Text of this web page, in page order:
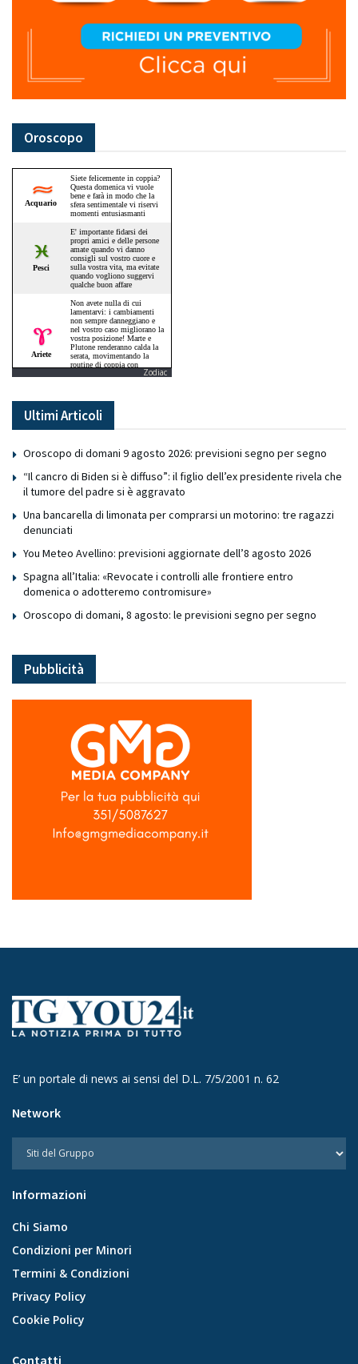
Oroscopo
Zodiac
Ultimi Articoli
Oroscopo di domani 9 agosto 2026: previsioni segno per segno
“Il cancro di Biden si è diffuso”: il figlio dell’ex presidente rivela che
il tumore del padre si è aggravato
Una bancarella di limonata per comprarsi un motorino: tre ragazzi
denunciati
You Meteo Avellino: previsioni aggiornate dell’8 agosto 2026
Spagna all’Italia: «Revocate i controlli alle frontiere entro
domenica o adotteremo contromisure»
Oroscopo di domani, 8 agosto: le previsioni segno per segno
Pubblicità
E’ un portale di news ai sensi del D.L. 7/5/2001 n. 62
Network
Informazioni
Chi Siamo
Condizioni per Minori
Termini & Condizioni
Privacy Policy
Cookie Policy
Contatti